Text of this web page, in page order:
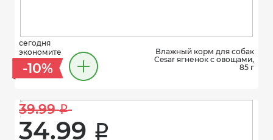
сегодня
экономите
-10%
Влажный корм для собак
Cesar ягненок с овощами,
85 г
39.99 i
34.99 i